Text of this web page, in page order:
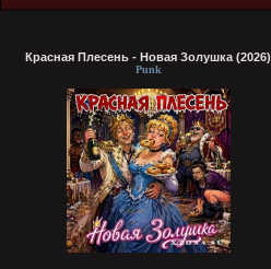
Красная Плесень - Новая Золушка (2026)
Punk